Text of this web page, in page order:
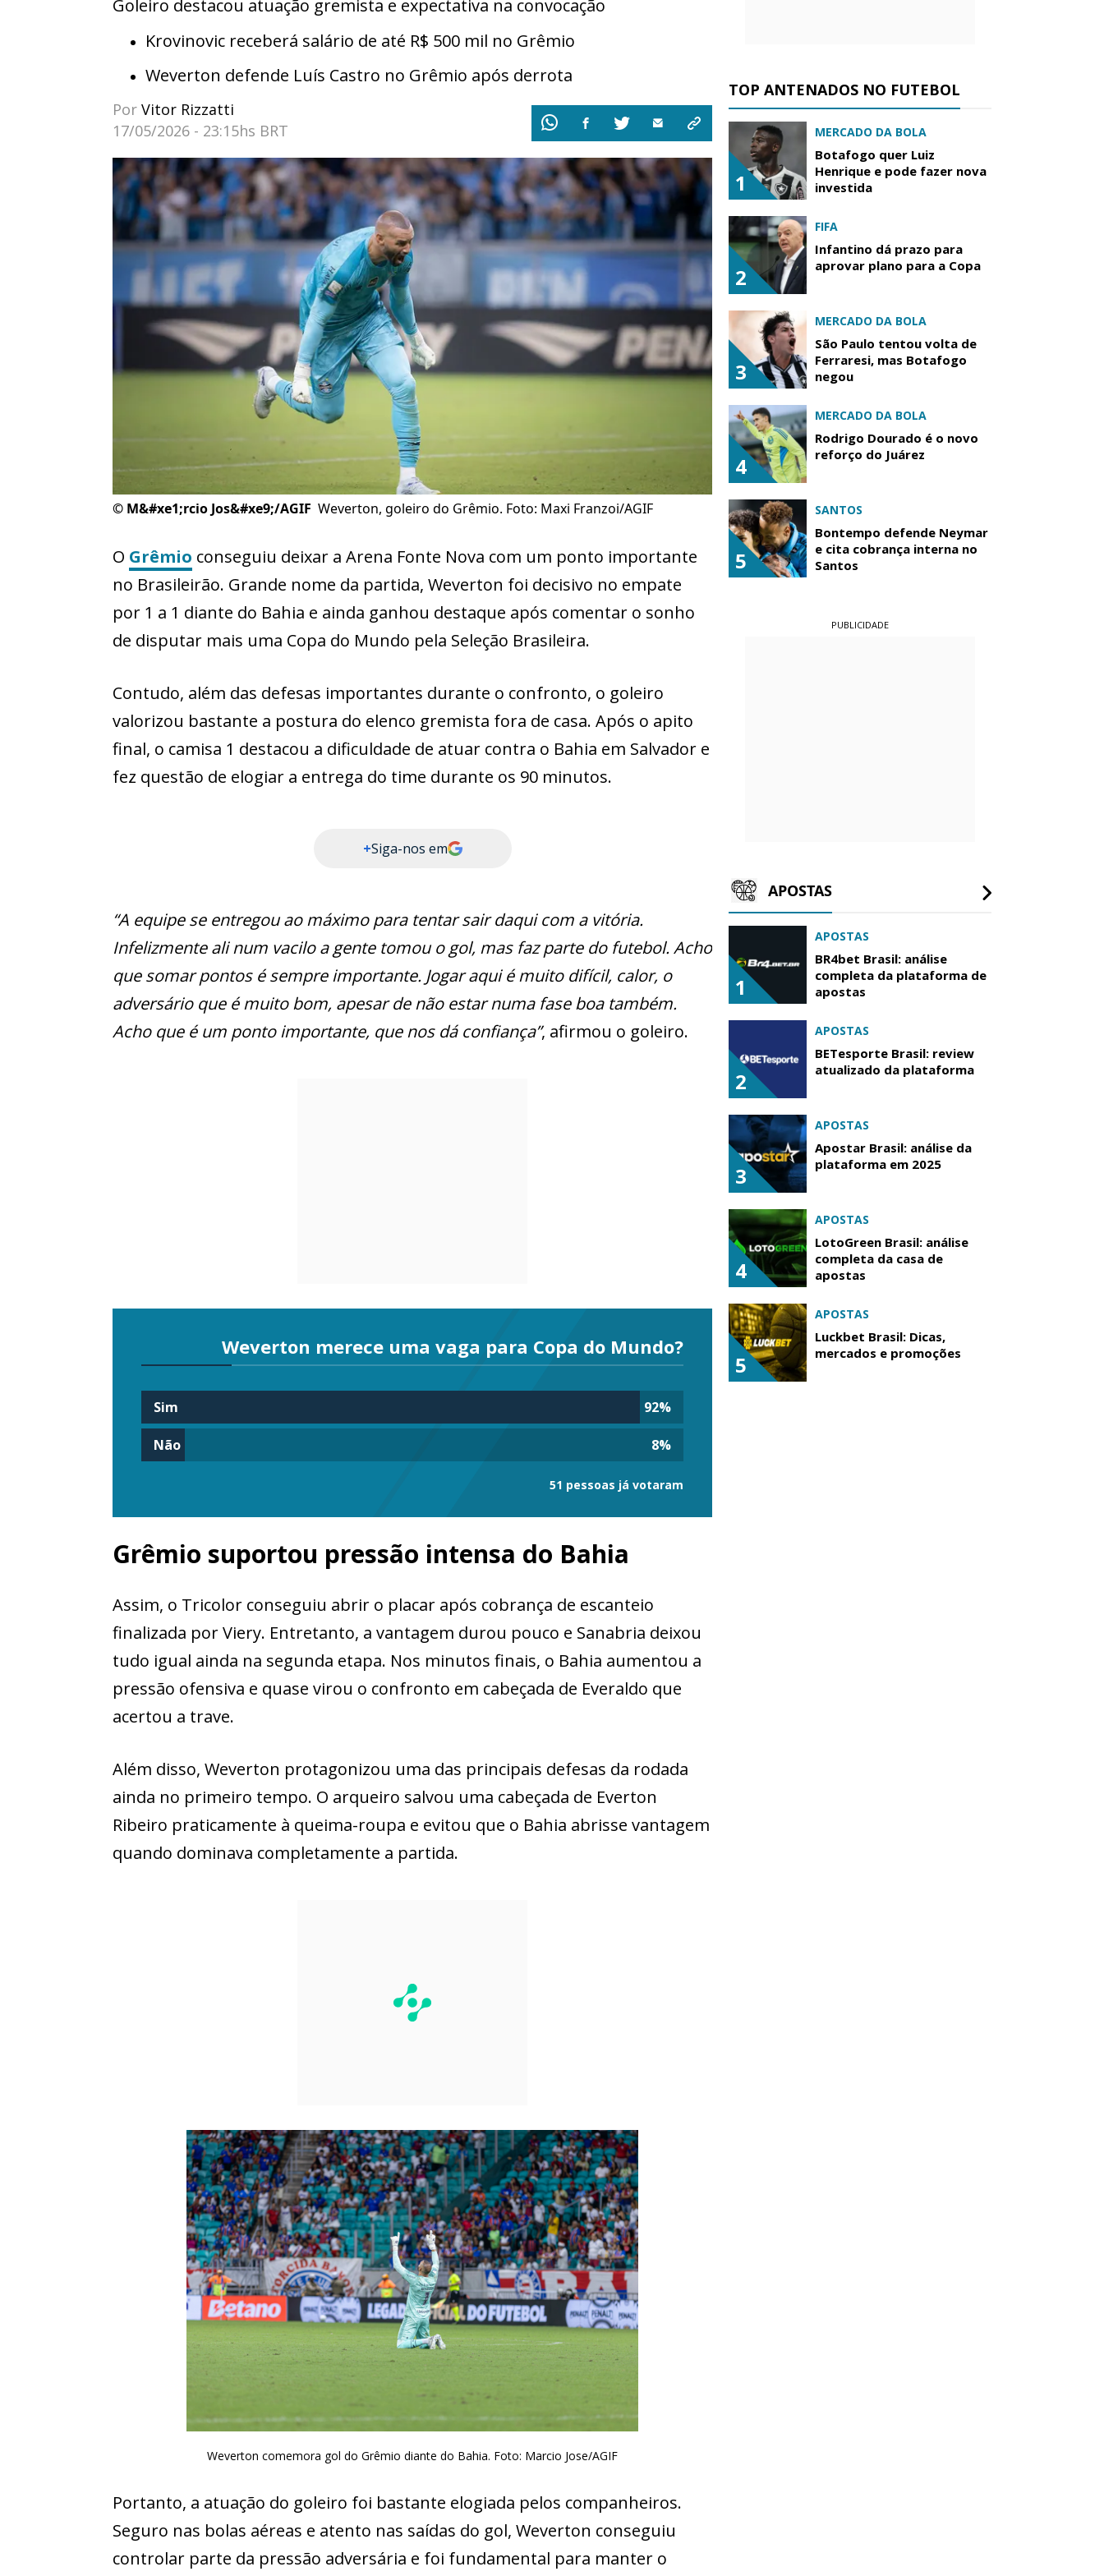
Goleiro destacou atuação gremista e expectativa na convocação
Krovinovic receberá salário de até R$ 500 mil no Grêmio
Weverton defende Luís Castro no Grêmio após derrota
Por Vitor Rizzatti
17/05/2026 - 23:15hs BRT
© M&#xe1;rcio Jos&#xe9;/AGIF Weverton, goleiro do Grêmio. Foto: Maxi Franzoi/AGIF
O Grêmio conseguiu deixar a Arena Fonte Nova com um ponto importante
no Brasileirão. Grande nome da partida, Weverton foi decisivo no empate
por 1 a 1 diante do Bahia e ainda ganhou destaque após comentar o sonho
de disputar mais uma Copa do Mundo pela Seleção Brasileira.
Contudo, além das defesas importantes durante o confronto, o goleiro
valorizou bastante a postura do elenco gremista fora de casa. Após o apito
final, o camisa 1 destacou a dificuldade de atuar contra o Bahia em Salvador e
fez questão de elogiar a entrega do time durante os 90 minutos.
+Siga-nos em
“A equipe se entregou ao máximo para tentar sair daqui com a vitória.
Infelizmente ali num vacilo a gente tomou o gol, mas faz parte do futebol. Acho
que somar pontos é sempre importante. Jogar aqui é muito difícil, calor, o
adversário que é muito bom, apesar de não estar numa fase boa também.
Acho que é um ponto importante, que nos dá confiança”, afirmou o goleiro.
Weverton merece uma vaga para Copa do Mundo?
Sim 92%
Não 8%
51 pessoas já votaram
Grêmio suportou pressão intensa do Bahia
Assim, o Tricolor conseguiu abrir o placar após cobrança de escanteio
finalizada por Viery. Entretanto, a vantagem durou pouco e Sanabria deixou
tudo igual ainda na segunda etapa. Nos minutos finais, o Bahia aumentou a
pressão ofensiva e quase virou o confronto em cabeçada de Everaldo que
acertou a trave.
Além disso, Weverton protagonizou uma das principais defesas da rodada
ainda no primeiro tempo. O arqueiro salvou uma cabeçada de Everton
Ribeiro praticamente à queima-roupa e evitou que o Bahia abrisse vantagem
quando dominava completamente a partida.
Weverton comemora gol do Grêmio diante do Bahia. Foto: Marcio Jose/AGIF
Portanto, a atuação do goleiro foi bastante elogiada pelos companheiros.
Seguro nas bolas aéreas e atento nas saídas do gol, Weverton conseguiu
controlar parte da pressão adversária e foi fundamental para manter o
TOP ANTENADOS NO FUTEBOL
1
MERCADO DA BOLA
Botafogo quer Luiz
Henrique e pode fazer nova
investida
2
FIFA
Infantino dá prazo para
aprovar plano para a Copa
3
MERCADO DA BOLA
São Paulo tentou volta de
Ferraresi, mas Botafogo
negou
4
MERCADO DA BOLA
Rodrigo Dourado é o novo
reforço do Juárez
5
SANTOS
Bontempo defende Neymar
e cita cobrança interna no
Santos
PUBLICIDADE
APOSTAS
1
APOSTAS
BR4bet Brasil: análise
completa da plataforma de
apostas
2
APOSTAS
BETesporte Brasil: review
atualizado da plataforma
3
APOSTAS
Apostar Brasil: análise da
plataforma em 2025
4
APOSTAS
LotoGreen Brasil: análise
completa da casa de
apostas
5
APOSTAS
Luckbet Brasil: Dicas,
mercados e promoções